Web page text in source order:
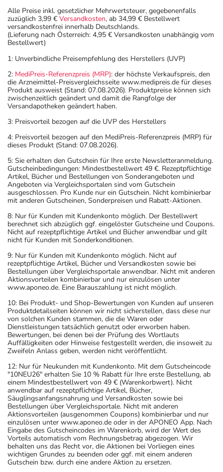
Alle Preise inkl. gesetzlicher Mehrwertsteuer, gegebenenfalls
zuzüglich 3,99 € Versandkosten, ab 34,99 € Bestellwert
versandkostenfrei innerhalb Deutschlands.
(Lieferung nach Österreich: 4,95 € Versandkosten unabhängig vom
Bestellwert)
1: Unverbindliche Preisempfehlung des Herstellers (UVP)
2: MediPreis-Referenzpreis (MRP): der höchste Verkaufspreis, den
die Arzneimittel-Preisvergleichsseite www.medipreis.de für dieses
Produkt ausweist (Stand: 07.08.2026). Produktpreise können sich
zwischenzeitlich geändert und damit die Rangfolge der
Versandapotheken geändert haben.
3: Preisvorteil bezogen auf die UVP des Herstellers
4: Preisvorteil bezogen auf den MediPreis-Referenzpreis (MRP) für
dieses Produkt (Stand: 07.08.2026).
5: Sie erhalten den Gutschein für Ihre erste Newsletteranmeldung.
Gutscheinbedingungen: Mindestbestellwert 49 €. Rezeptpflichtige
Artikel, Bücher und Bestellungen von Sonderangeboten und
Angeboten via Vergleichsportalen sind vom Gutschein
ausgeschlossen. Pro Kunde nur ein Gutschein. Nicht kombinierbar
mit anderen Gutscheinen, Sonderpreisen und Rabatt-Aktionen.
8: Nur für Kunden mit Kundenkonto möglich. Der Bestellwert
berechnet sich abzüglich ggf. eingelöster Gutscheine und Coupons.
Nicht auf rezeptpflichtige Artikel und Bücher anwendbar und gilt
nicht für Kunden mit Sonderkonditionen.
9: Nur für Kunden mit Kundenkonto möglich. Nicht auf
rezeptpflichtige Artikel, Bücher und Versandkosten sowie bei
Bestellungen über Vergleichsportale anwendbar. Nicht mit anderen
Aktionsvorteilen kombinierbar und nur einzulösen unter
www.aponeo.de. Eine Barauszahlung ist nicht möglich.
10: Bei Produkt- und Shop-Bewertungen von Kunden auf unseren
Produktdetailseiten können wir nicht sicherstellen, dass diese nur
von solchen Kunden stammen, die die Waren oder
Dienstleistungen tatsächlich genutzt oder erworben haben.
Bewertungen, bei denen bei der Prüfung des Wortlauts
Auffälligkeiten oder Hinweise festgestellt werden, die insoweit zu
Zweifeln Anlass geben, werden nicht veröffentlicht.
12: Nur für Neukunden mit Kundenkonto. Mit dem Gutscheincode
"10NEU26" erhalten Sie 10 % Rabatt für Ihre erste Bestellung, ab
einem Mindestbestellwert von 49 € (Warenkorbwert). Nicht
anwendbar auf rezeptpflichtige Artikel, Bücher,
Säuglingsanfangsnahrung und Versandkosten sowie bei
Bestellungen über Vergleichsportale. Nicht mit anderen
Aktionsvorteilen (ausgenommen Coupons) kombinierbar und nur
einzulösen unter www.aponeo.de oder in der APONEO App. Nach
Eingabe des Gutscheincodes im Warenkorb, wird der Wert des
Vorteils automatisch vom Rechnungsbetrag abgezogen. Wir
behalten uns das Recht vor, die Aktionen bei Vorliegen eines
wichtigen Grundes zu beenden oder ggf. mit einem anderen
Gutschein bzw. durch eine andere Aktion zu ersetzen.